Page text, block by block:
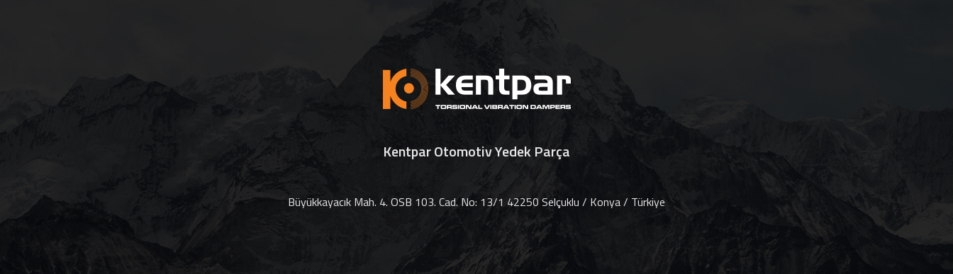
Kentpar Otomotiv Yedek Parça
Büyükkayacık Mah. 4. OSB 103. Cad. No: 13/1 42250 Selçuklu / Konya / Türkiye